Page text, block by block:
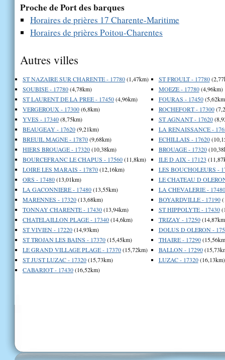
Proche de Port des barques
Horaires de prières 17 Charente-Maritime
Horaires de prières Poitou-Charentes
Autres villes
ST NAZAIRE SUR CHARENTE - 17780(1,47km)
SOUBISE - 17780(4,78km)
ST LAURENT DE LA PREE - 17450(4,96km)
VERGEROUX - 17300(6,8km)
YVES - 17340(8,75km)
BEAUGEAY - 17620(9,21km)
BREUIL MAGNE - 17870(9,68km)
HIERS BROUAGE - 17320(10,38km)
BOURCEFRANC LE CHAPUS - 17560(11,8km)
LOIRE LES MARAIS - 17870(12,16km)
ORS - 17480(13,01km)
LA GACONNIERE - 17480(13,55km)
MARENNES - 17320(13,68km)
TONNAY CHARENTE - 17430(13,94km)
CHATELAILLON PLAGE - 17340(14,6km)
ST VIVIEN - 17220(14,93km)
ST TROJAN LES BAINS - 17370(15,45km)
LE GRAND VILLAGE PLAGE - 17370(15,72km)
ST JUST LUZAC - 17320(15,73km)
CABARIOT - 17430(16,52km)
ST FROULT - 17780
MOEZE - 17780(4,96km)
FOURAS - 17450
ROCHEFORT - 17300
ST AGNANT - 17620
LA RENAISSANCE -
ECHILLAIS - 17620
BROUAGE - 17320
ILE D AIX - 17123
LES BOUCHOLEURS -
LE CHATEAU D
LA CHEVALERIE - 17480
BOYARDVILLE - 17190
ST HIPPOLYTE - 17430
TRIZAY - 17250
DOLUS D OLERON -
THAIRE - 17290
BALLON - 17290
LUZAC - 17320(16,13km)